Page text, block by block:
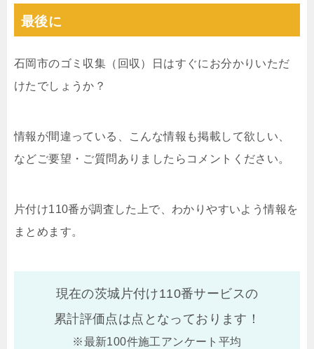
最後に
石岡市のゴミ収集（回収）日はすぐにお分かりいただ
けたでしょうか？
情報が間違っている、こんな情報も掲載して欲しい、
などご要望・ご質問ありましたらコメントください。
片付け110番が調査した上で、わかりやすいよう情報を
まとめます。
現在の茨城片付け110番サービスの
累計評価点は点となっております！
※最新100件施工アンケート平均